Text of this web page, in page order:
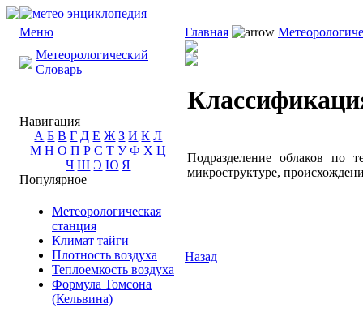
Меню
Метеорологический
Словарь
Навигация
А Б В Г Д Е Ж З И К Л
М Н О П Р С Т У Ф Х Ц
Ч Ш Э Ю Я
Популярное
Метеорологическая
станция
Климат тайги
Плотность воздуха
Теплоемкость воздуха
Формула Томсона
(Кельвина)
Главная
Подразделение облаков
микроструктуре,
Назад